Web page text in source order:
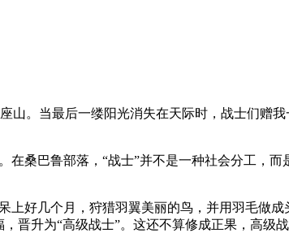
。当最后一缕阳光消失在天际时，战士们赠
在桑巴鲁部落，“战士”并不是一种社会分工，
上好几个月，狩猎羽翼美丽的鸟，并用羽毛做
晋升为“高级战士”。这还不算修成正果，高级